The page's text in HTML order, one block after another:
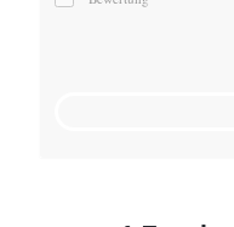
Mato von Vogelstein